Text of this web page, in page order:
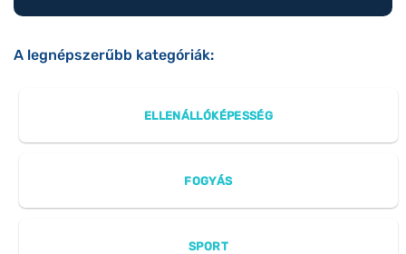
A legnépszerűbb kategóriák:
ELLENÁLLÓKÉPESSÉG
FOGYÁS
SPORT